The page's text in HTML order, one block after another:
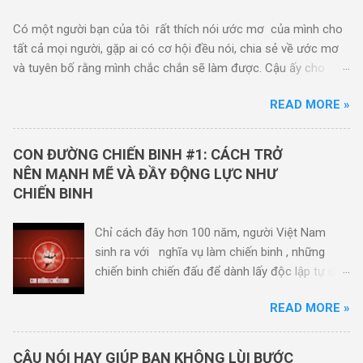
Có một người bạn của tôi rất thích nói ước mơ của mình cho
tất cả mọi người, gặp ai có cơ hội đều nói, chia sẻ về ước mơ
và tuyên bố rằng mình chắc chắn sẽ làm được. Cậu ấy cho
cùng chung chí hướng và như vậy cũng để củng cố quyết tâm.
Nhưng cậu ấy không nhận ra rằng có những người chẳng thèm
muốn nghe , phải ngồi chịu đựng vì không muốn làm cậu ta
mất lòng. Đồng thời cũng có những người nói xấu sau lưng vì
cho rằng cậu ấy là một tên “ nói nhiều nhưng làm thì không
những gì mình nói. Trong cuốn sách Sức mạnh niềm tin ở
trang 148-149. Tác giả Claude M. Bristol cũng bày tỏ quan
điểm “ không nên nói về ước mơ” : “Tôi muốn nhấn mạnh rằng
các bạn đừng nói với ai về những gì bạn viết trên những mẫu
giấy như thế (mẫu giấy ghi ước mơ tác giả đề cậ...
READ MORE »
CON ĐƯỜNG CHIẾN BINH #1: CÁCH TRỞ
NÊN MẠNH MẼ VÀ ĐẦY ĐỘNG LỰC NHƯ
CHIẾN BINH
Chỉ cách đây hơn 100 năm, người Việt Nam
sinh ra với nghĩa vụ làm chiến binh , những
chiến binh chiến đấu để dành lấy độc lập tự do
đối mặt với cái chết . Khi hòa bình được tái lập,
thời gian trôi qua cuộc sống trở nên dễ dàng
hơn, chúng ta dường như đã quên đi nghĩa vụ
READ MORE »
CÂU NÓI HAY GIÚP BẠN KHÔNG LÙI BƯỚC